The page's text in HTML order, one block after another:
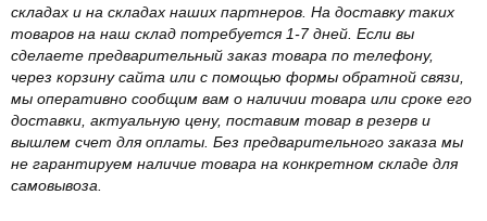
складах и на складах наших партнеров. На доставку таких
товаров на наш склад потребуется 1-7 дней. Если вы
сделаете предварительный заказ товара по телефону,
через корзину сайта или с помощью формы обратной связи,
мы оперативно сообщим вам о наличии товара или сроке его
доставки, актуальную цену, поставим товар в резерв и
вышлем счет для оплаты. Без предварительного заказа мы
не гарантируем наличие товара на конкретном складе для
самовывоза.